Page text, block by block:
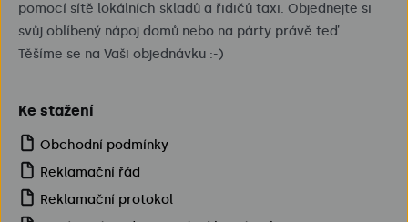
pomocí sítě lokálních skladů a řidičů taxi. Objednejte si
svůj oblíbený nápoj domů nebo na párty právě teď.
Těšíme se na Vaši objednávku :-)
Ke stažení
Obchodní podmínky
Reklamační řád
Reklamační protokol